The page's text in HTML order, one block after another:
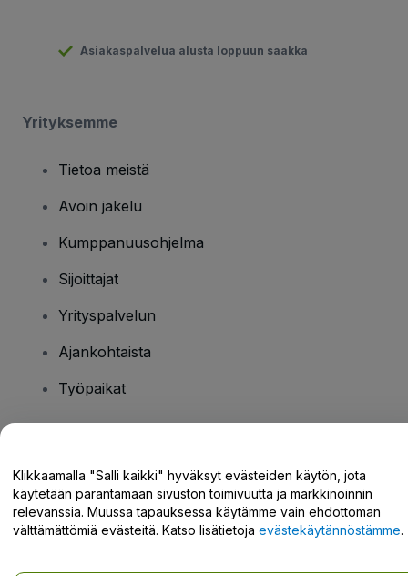
Asiakaspalvelua alusta loppuun saakka
Yrityksemme
Tietoa meistä
Avoin jakelu
Kumppanuusohjelma
Sijoittajat
Yrityspalvelun
Ajankohtaista
Työpaikat
Tukikeskus / Ota meihin yhteyttä
Klikkaamalla "Salli kaikki" hyväksyt evästeiden käytön, jota
käytetään parantamaan sivuston toimivuutta ja markkinoinnin
relevanssia. Muussa tapauksessa käytämme vain ehdottoman
välttämättömiä evästeitä. Katso lisätietoja evästekäytännöstämme.